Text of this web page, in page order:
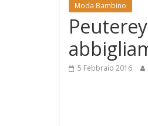
Moda Bambino
5 Febbraio 2016